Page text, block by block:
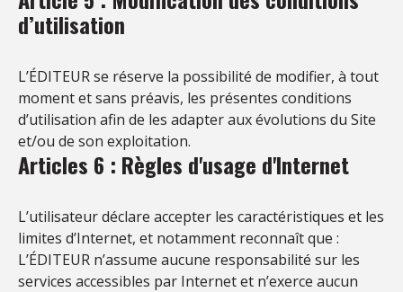
d’utilisation
L’ÉDITEUR se réserve la possibilité de modifier, à tout
moment et sans préavis, les présentes conditions
d’utilisation afin de les adapter aux évolutions du Site
et/ou de son exploitation.
Articles 6 : Règles d'usage d'Internet
L’utilisateur déclare accepter les caractéristiques et les
limites d’Internet, et notamment reconnaît que :
L’ÉDITEUR n’assume aucune responsabilité sur les
services accessibles par Internet et n’exerce aucun